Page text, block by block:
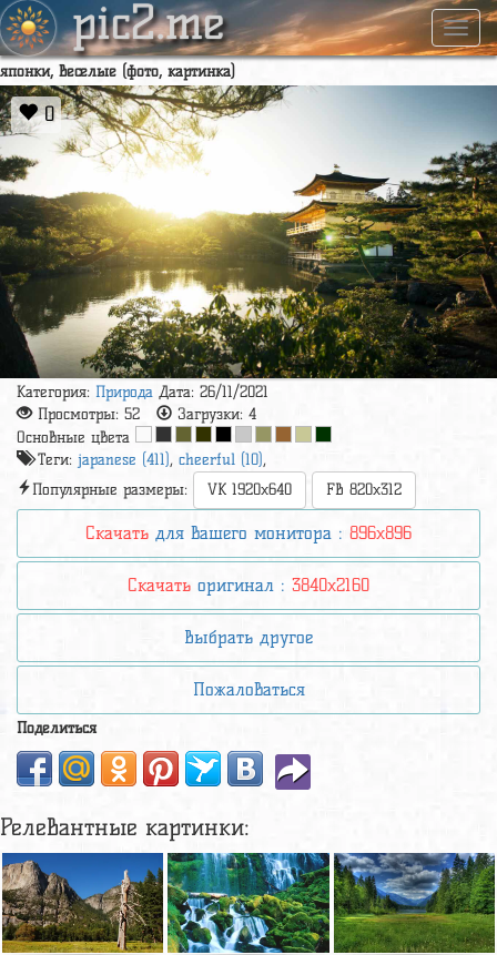
pic2.me
японки, веселые (фото, картинка)
0
Категория: Природа Дата: 26/11/2021
Просмотры: 52 Загрузки: 4
Основные цвета
Теги: japanese (411), cheerful (10),
Популярные размеры:
VK 1920x640 FB 820x312
Скачать для вашего монитора : 896x896
Скачать оригинал : 3840x2160
Выбрать другое
Пожаловаться
Поделиться
Релевантные картинки: